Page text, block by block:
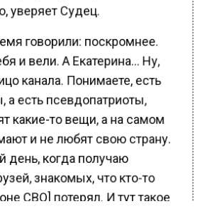
уверяет Судец.
говорили: поскромнее.
и вели. А Екатерина… Ну,
канала. Понимаете, есть
а есть псевдопатриоты,
какие-то вещи, а на самом
и не любят свою страну.
день, когда получаю
знакомых, что кто-то
СВО] потерял. И тут такое